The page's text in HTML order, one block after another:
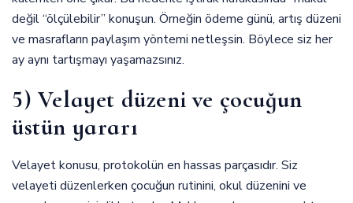
değil “ölçülebilir” konuşun. Örneğin ödeme günü, artış düzeni
ve masrafların paylaşım yöntemi netleşsin. Böylece siz her
ay aynı tartışmayı yaşamazsınız.
5) Velayet düzeni ve çocuğun
üstün yararı
Velayet konusu, protokolün en hassas parçasıdır. Siz
velayeti düzenlerken çocuğun rutinini, okul düzenini ve